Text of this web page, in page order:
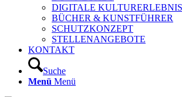
DIGITALE
BÜCHER & KUNSTFÜHRER
SCHUTZKONZEPT
STELLENANGEBOTE
KONTAKT
Suche
Menü Menü